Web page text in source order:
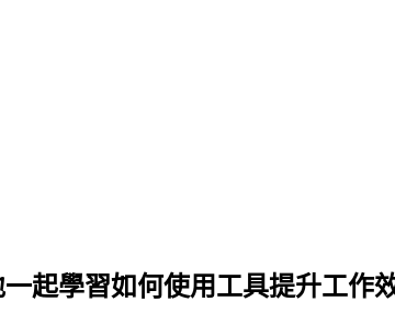
起學習如何使用工具提升工作